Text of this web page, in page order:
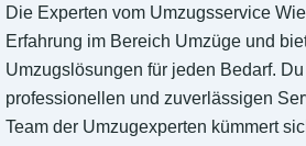
Die Experten vom Umzugsservice
Erfahrung im Bereich Umzüge und
Umzugslösungen für jeden Bedarf.
professionellen und zuverlässigen
Team der Umzugexperten kümmert